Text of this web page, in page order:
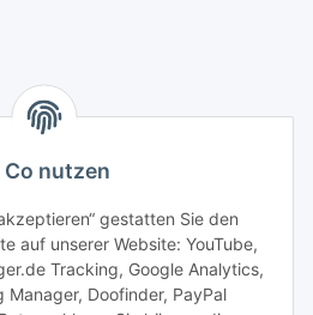
nutzen
gestatten Sie den
auf unserer Website: YouTube,
Tracking, Google Analytics,
Manager, Doofinder, PayPal